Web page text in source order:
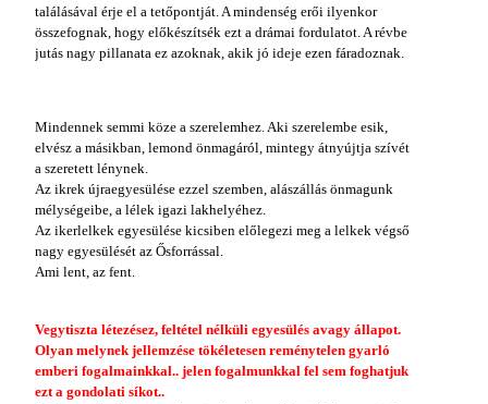
találásával érje el a tetőpontját. A mindenség erői ilyenkor
összefognak, hogy előkészítsék ezt a drámai fordulatot. A révbe
jutás nagy pillanata ez azoknak, akik jó ideje ezen fáradoznak.
Mindennek semmi köze a szerelemhez. Aki szerelembe esik,
elvész a másikban, lemond önmagáról, mintegy átnyújtja szívét
a szeretett lénynek.
Az ikrek újraegyesülése ezzel szemben, alászállás önmagunk
mélységeibe, a lélek igazi lakhelyéhez.
Az ikerlelkek egyesülése kicsiben előlegezi meg a lelkek végső
nagy egyesülését az Ősforrással.
Ami lent, az fent.
Vegytiszta létezésez, feltétel nélküli egyesülés avagy állapot.
Olyan melynek jellemzése tökéletesen reménytelen gyarló
emberi fogalmainkkal.. jelen fogalmunkkal fel sem foghatjuk
ezt a gondolati síkot..